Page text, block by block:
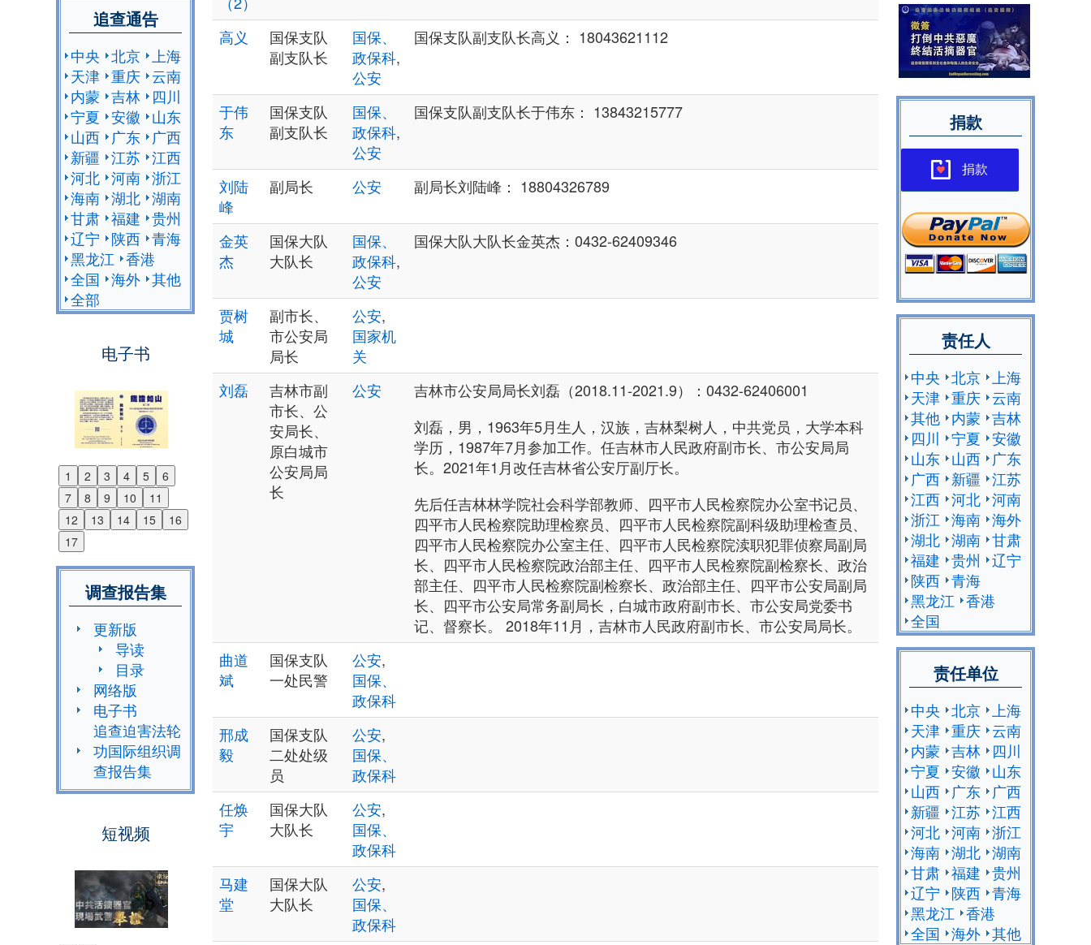
追查通告
中央 北京 上海
天津 重庆 云南
内蒙 吉林
四川
宁夏 安徽
山东
山西
广东
广西
新疆 江苏 江西
河北 河南 浙江
海南 湖北 湖南
甘肃 福建 贵州
辽宁
陕西 青海
黑龙江 香港
全国 海外 其他
全部
电子书
1 2 3 4 5
6
7
8 9 10
11
12
13 14 15
16
17
Previous
Next
调查报告集
更新版
导读
目录
网络版
电子书
追查迫害法轮
功国际组织调
查报告集
短视频
高义
国保支队
副支队长
国保、
政保科,
公安
国保支队副支队长高义： 18043621112
于伟
东
国保支队
副支队长
国保、
政保科,
公安
国保支队副支队长于伟东： 13843215777
刘陆
峰
副局长 公安 副局长刘陆峰： 18804326789
金英
杰
国保大队
大队长
国保、
政保科,
公安
国保大队大队长金英杰：0432-62409346
贾树
城
副市长、
市公安局
局长
公安,
国家机
关
刘磊
吉林市副
市长、公
安局长、
原白城市
公安局局
长
公安
吉林市公安局局长刘磊（2018.11-2021.9）：0432-62406001
刘磊，男，1963年5月生人，汉族，吉林梨树人，中共党员，大学本科
学历，1987年7月参加工作。任吉林市人民政府副市长、市公安局局
长。2021年1月改任吉林省公安厅副厅长。
先后任吉林林学院社会科学部教师、四平市人民检察院办公室书记员、
四平市人民检察院助理检察员、四平市人民检察院副科级助理检查员、
四平市人民检察院办公室主任、四平市人民检察院渎职犯罪侦察局副局
长、四平市人民检察院政治部主任、四平市人民检察院副检察长、政治
部主任、四平市人民检察院副检察长、政治部主任、四平市公安局副局
长、四平市公安局常务副局长，白城市政府副市长、市公安局党委书
记、督察长。 2018年11月，吉林市人民政府副市长、市公安局局长。
曲道
斌
国保支队
一处民警
公安,
国保、
政保科
邢成
毅
国保支队
二处处级
员
公安,
国保、
政保科
任焕
宇
国保大队
大队长
公安,
国保、
政保科
马建
堂
国保大队
大队长
公安,
国保、
政保科
捐款
捐款
责任人
中央 北京
上海
天津 重庆 云南
其他 内蒙 吉林
四川
宁夏 安徽
山东 山西
广东
广西 新疆 江苏
江西 河北 河南
浙江 海南 海外
湖北 湖南 甘肃
福建 贵州
辽宁
陕西 青海
黑龙江 香港
全国
责任单位
中央 北京
上海
天津 重庆 云南
内蒙 吉林
四川
宁夏 安徽
山东
山西
广东
广西
新疆 江苏 江西
河北 河南 浙江
海南 湖北 湖南
甘肃 福建 贵州
辽宁
陕西 青海
黑龙江 香港
全国 海外 其他